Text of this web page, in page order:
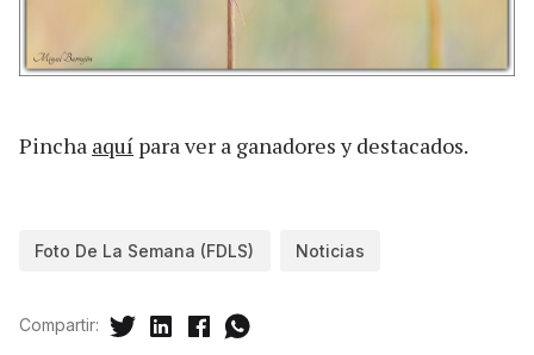
Pincha aquí para ver a ganadores y destacados.
Foto De La Semana (FDLS) Noticias
Compartir: